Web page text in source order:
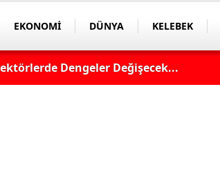
EKONOMİ DÜNYA KELEBEK
Dengeler Değişecek...